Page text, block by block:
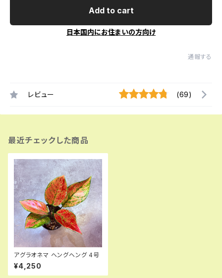
Add to cart
日本国内にお住まいの方向け
通報する
レビュー (69)
最近チェックした商品
アグラオネマ ヘングヘング 4号
¥4,250